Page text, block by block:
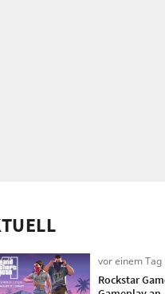
vor einem Tag
Rockstar